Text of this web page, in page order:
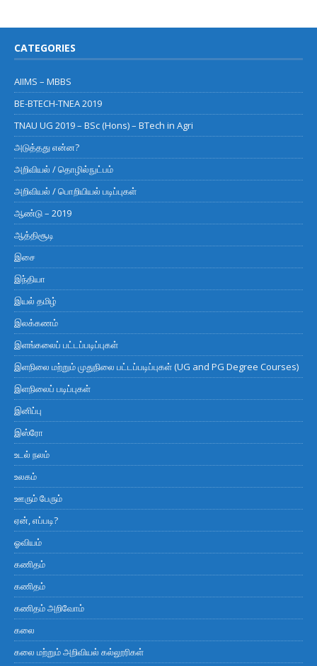
CATEGORIES
AIIMS – MBBS
BE-BTECH-TNEA 2019
TNAU UG 2019 – BSc (Hons) – BTech in Agri
அடுத்தது என்ன?
அறிவியல் / தொழில்நுட்பம்
அறிவியல் / பொறியியல் படிப்புகள்
ஆண்டு – 2019
ஆத்திசூடி
இசை
இந்தியா
இயல் தமிழ்
இலக்கணம்
இளங்கலைப் பட்டப்படிப்புகள்
இளநிலை மற்றும் முதுநிலை பட்டப்படிப்புகள் (UG and PG Degree Courses)
இளநிலைப் படிப்புகள்
இனிப்பு
இஸ்ரோ
உடல் நலம்
உலகம்
ஊரும் பேரும்
ஏன், எப்படி?
ஓவியம்
கணிதம்
கணிதம்
கணிதம் அறிவோம்
கலை
கலை மற்றும் அறிவியல் கல்லூரிகள்